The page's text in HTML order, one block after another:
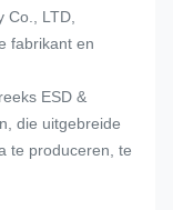
Co., LTD,
fabrikant en
ESD &
die uitgebreide
te produceren, te